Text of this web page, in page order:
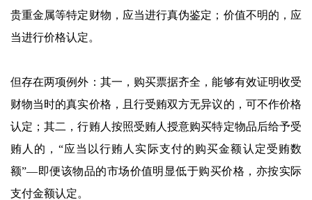
贵重金属等特定财物，应当进行真伪鉴定；价值不明的，应
当进行价格认定。
但存在两项例外：其一，购买票据齐全，能够有效证明收受
财物当时的真实价格，且行受贿双方无异议的，可不作价格
认定；其二，行贿人按照受贿人授意购买特定物品后给予受
贿人的，“应当以行贿人实际支付的购买金额认定受贿数
额”—即便该物品的市场价值明显低于购买价格，亦按实际
支付金额认定。